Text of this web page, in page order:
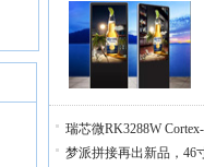
瑞芯微RK3288W
梦派拼接再出新品，46